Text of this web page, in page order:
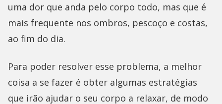
uma dor que anda pelo corpo todo, mas que é
mais frequente nos ombros, pescoço e costas,
ao fim do dia.
Para poder resolver esse problema, a melhor
coisa a se fazer é obter algumas estratégias
que irão ajudar o seu corpo a relaxar, de modo